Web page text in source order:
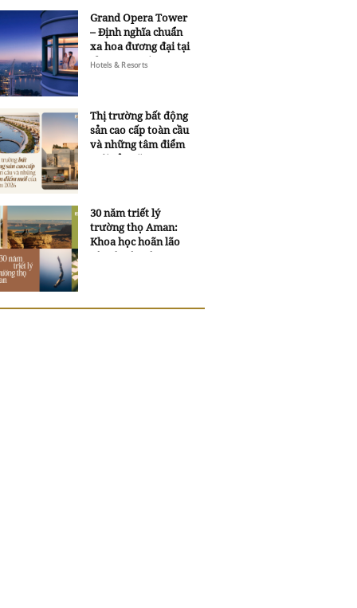
Grand Opera Tower
– Định nghĩa chuẩn
xa hoa đương đại tại
Sheraton Saigon
Hotels & Resorts
Thị trường bất động
sản cao cấp toàn cầu
và những tâm điểm
mới của năm 2026
30 năm triết lý
trường thọ Aman:
Khoa học hoãn lão
và trí tuệ ngàn xưa